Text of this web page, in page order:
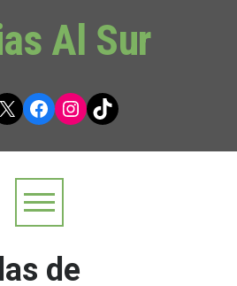
Al Sur
X Facebook
Instagram
TikTok
de